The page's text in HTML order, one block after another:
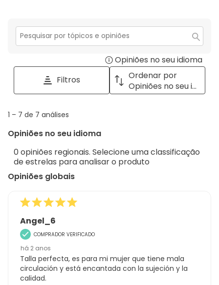
estrelas.
2
estrelas.
com
1
Secção
Opiniões no seu idioma
a
with
Filtros
Ordenar por
Opiniões no seu idioma
1
7
análises
1 – 7 de 7 análises
Opiniões no seu idioma
0 opiniões regionais. Selecione uma classificação
de estrelas para analisar o produto
Opiniões globais
Angel_6
COMPRADOR VERIFICADO
há 2 anos
Talla perfecta, es para mi mujer que tiene mala
circulación y está encantada con la sujeción y la
calidad.